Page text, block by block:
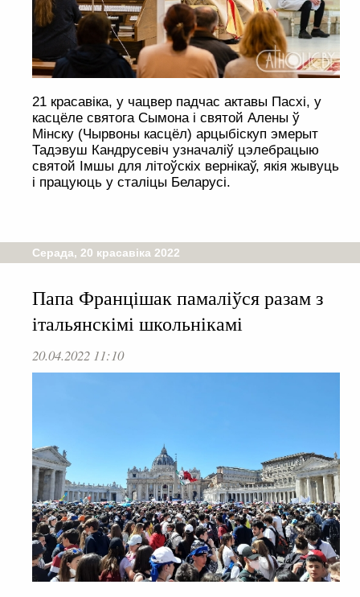
21 красавіка, у чацвер падчас актавы Пасхі, у
касцёле святога Сымона і святой Алены ў
Мінску (Чырвоны касцёл) арцыбіскуп эмерыт
Тадэвуш Кандрусевіч узначаліў цэлебрацыю
святой Імшы для літоўскіх вернікаў, якія жывуць
і працуюць у сталіцы Беларусі.
Серада, 20 красавіка 2022
Папа Францішак памаліўся разам з
італьянскімі школьнікамі
20.04.2022 11:10